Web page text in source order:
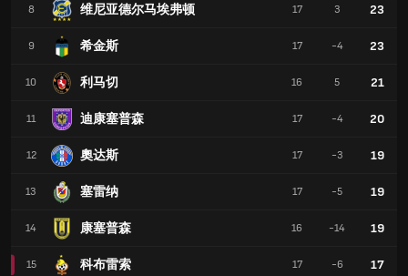
8 维尼亚德尔马埃弗顿
9 希金斯
10 利马切
11 迪康塞普森
12 奧达斯
13 塞雷纳
14 康塞普森
15 科布雷索
17 3 23
17 -4 23
16 5 21
17 -4 20
17 -3 19
17 -5 19
16 -14 19
17 -6 17